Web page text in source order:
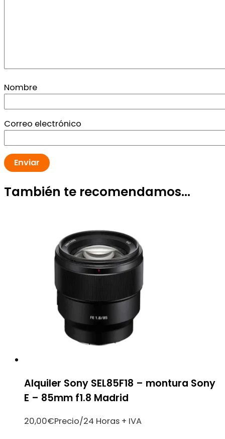
Nombre
Correo electrónico
También te recomendamos…
Alquiler Sony SEL85F18 – montura Sony
E – 85mm f1.8 Madrid
20,00€Precio/24 Horas + IVA